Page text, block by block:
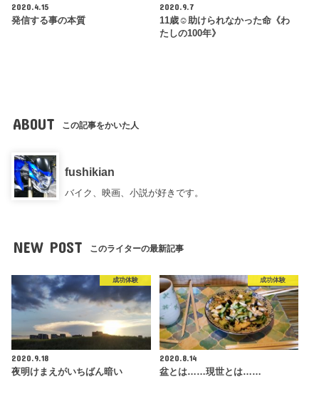
2020.4.15
発信する事の本質
2020.9.7
11歳☺︎助けられなかった命《わ
たしの100年》
ABOUT この記事をかいた人
fushikian
バイク、映画、小説が好きです。
NEW POST このライターの最新記事
成功体験
2020.9.18
夜明けまえがいちばん暗い
成功体験
2020.8.14
盆とは……現世とは……